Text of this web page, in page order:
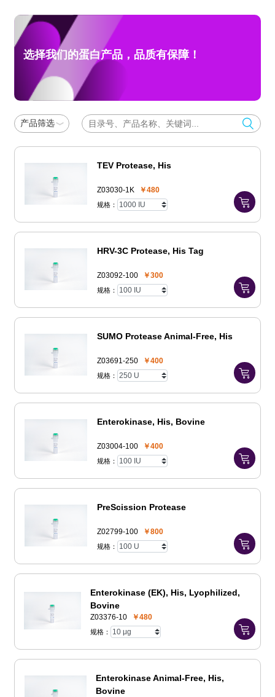
选择我们的蛋白产品，品质有保障！
产品筛选
TEV Protease, His
Z03030-1K ￥480
规格：
HRV-3C Protease, His Tag
Z03092-100 ￥300
规格：
SUMO Protease Animal-Free, His
Z03691-250 ￥400
规格：
Enterokinase, His, Bovine
Z03004-100 ￥400
规格：
PreScission Protease
Z02799-100 ￥800
规格：
Enterokinase (EK), His, Lyophilized,
Bovine
Z03376-10 ￥480
规格：
Enterokinase Animal-Free, His,
Bovine